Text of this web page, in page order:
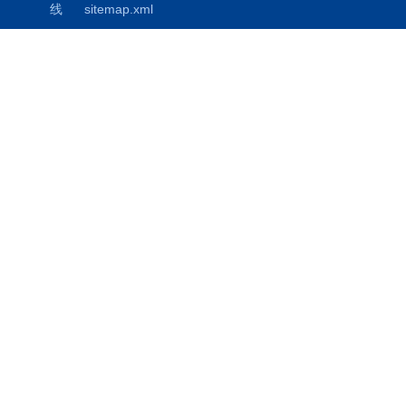
线 sitemap.xml